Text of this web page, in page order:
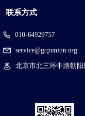
联系方式
010-64929757
service@gcpunion.org
北京市北三环中路朝